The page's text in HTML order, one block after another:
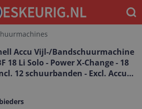
Accu Vijl-/Bandschuurmachine
18 Li Solo - Power X-Change - 18
12 schuurbanden - Excl. Accu